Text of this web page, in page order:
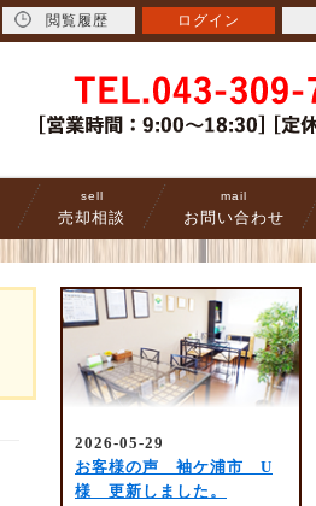
sell
売却相談
mail
お問い合わせ
閲覧履歴 ログイン